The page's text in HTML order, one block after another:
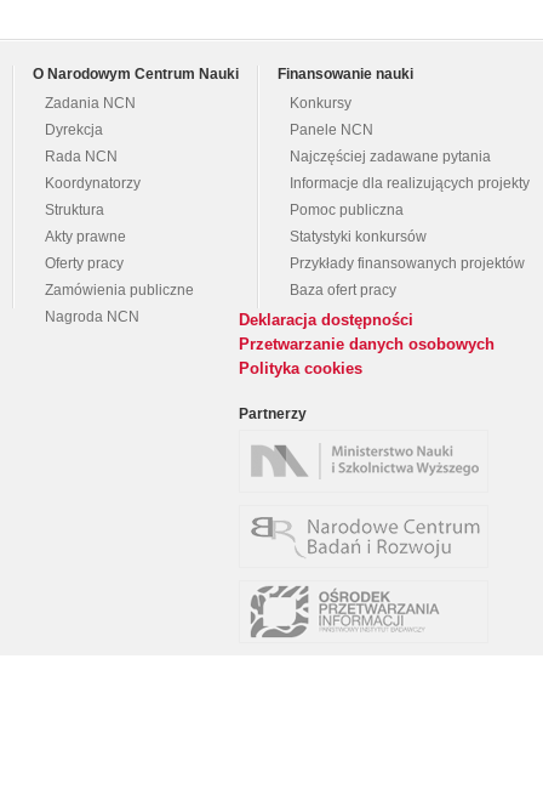
O Narodowym Centrum Nauki
Zadania NCN
Dyrekcja
Rada NCN
Koordynatorzy
Struktura
Akty prawne
Oferty pracy
Zamówienia publiczne
Nagroda NCN
Finansowanie nauki
Konkursy
Panele NCN
Najczęściej zadawane pytania
Informacje dla realizujących projekty
Pomoc publiczna
Statystyki konkursów
Przykłady finansowanych projektów
Baza ofert pracy
Deklaracja dostępności
Przetwarzanie danych osobowych
Polityka cookies
Partnerzy